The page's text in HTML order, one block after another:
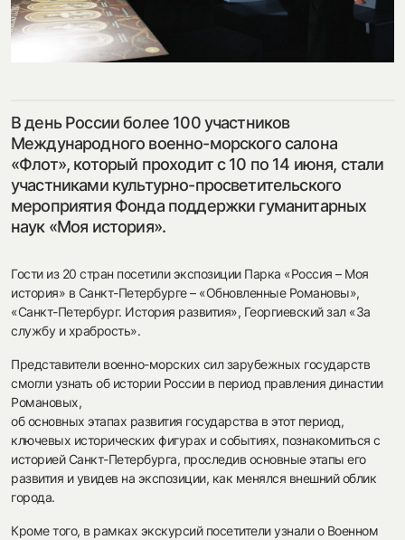
my.history.fond@bk.ru
В день России более 100 участников
Международного военно-морского салона
«Флот», который проходит с 10 по 14 июня, стали
участниками культурно-просветительского
мероприятия Фонда поддержки гуманитарных
наук «Моя история».
Гости из 20 стран посетили экспозиции Парка «Россия – Моя
история» в Санкт-Петербурге – «Обновленные Романовы»,
«Санкт-Петербург. История развития», Георгиевский зал «За
службу и храбрость».
Представители военно-морских сил зарубежных государств
смогли узнать об истории России в период правления династии
Романовых,
об основных этапах развития государства в этот период,
ключевых исторических фигурах и событиях, познакомиться с
историей Санкт-Петербурга, проследив основные этапы его
развития и увидев на экспозиции, как менялся внешний облик
города.
Кроме того, в рамках экскурсий посетители узнали о Военном